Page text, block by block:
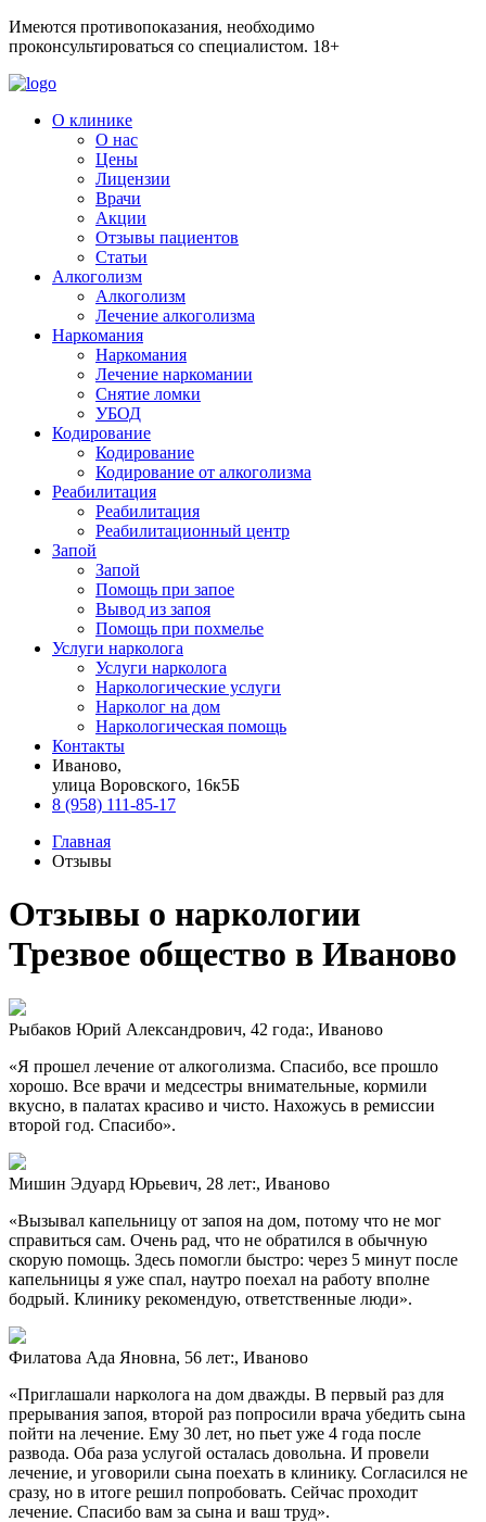
Имеются противопоказания, необходимо
проконсультироваться со специалистом. 18+
О клинике
О нас
Цены
Лицензии
Врачи
Акции
Отзывы пациентов
Статьи
Алкоголизм
Алкоголизм
Лечение алкоголизма
Наркомания
Наркомания
Лечение наркомании
Снятие ломки
УБОД
Кодирование
Кодирование
Кодирование от алкоголизма
Реабилитация
Реабилитация
Реабилитационный центр
Запой
Запой
Помощь при запое
Вывод из запоя
Помощь при похмелье
Услуги нарколога
Услуги нарколога
Наркологические услуги
Нарколог на дом
Наркологическая помощь
Контакты
Иваново,
улица Воровского, 16к5Б
8 (958) 111-85-17
Главная
Отзывы
Отзывы о наркологии
Трезвое общество в Иваново
Рыбаков Юрий Александрович, 42 года:, Иваново
«Я прошел лечение от алкоголизма. Спасибо, все прошло
хорошо. Все врачи и медсестры внимательные, кормили
вкусно, в палатах красиво и чисто. Нахожусь в ремиссии
второй год. Спасибо».
Мишин Эдуард Юрьевич, 28 лет:, Иваново
«Вызывал капельницу от запоя на дом, потому что не мог
справиться сам. Очень рад, что не обратился в обычную
скорую помощь. Здесь помогли быстро: через 5 минут после
капельницы я уже спал, наутро поехал на работу вполне
бодрый. Клинику рекомендую, ответственные люди».
Филатова Ада Яновна, 56 лет:, Иваново
«Приглашали нарколога на дом дважды. В первый раз для
прерывания запоя, второй раз попросили врача убедить сына
пойти на лечение. Ему 30 лет, но пьет уже 4 года после
развода. Оба раза услугой осталась довольна. И провели
лечение, и уговорили сына поехать в клинику. Согласился не
сразу, но в итоге решил попробовать. Сейчас проходит
лечение. Спасибо вам за сына и ваш труд».